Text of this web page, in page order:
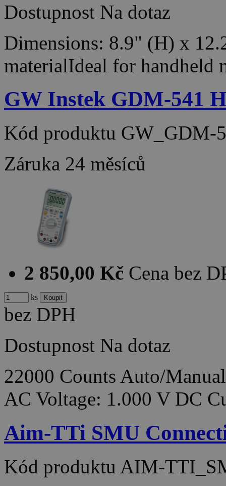
Dostupnost Na dotaz
Dimensions: 8.9" (H) x
materialIdeal for
GW Instek GDM-541
Kód produktu GW_GDM-
Záruka 24 měsíců
2 850,00 Kč Cena bez
ks
bez DPH
Dostupnost Na dotaz
22000 Counts Auto/
AC Voltage: 1.000 V DC
Aim-TTi SMU
Kód produktu AIM-